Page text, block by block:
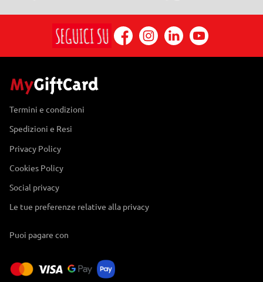
Termini e condizioni
Spedizioni e Resi
Privacy Policy
Cookies Policy
Social privacy
Le tue preferenze relative alla privacy
Puoi pagare con